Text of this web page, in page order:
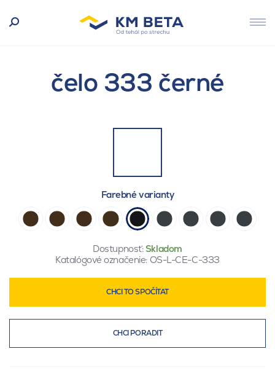
čelo 333 černé
Farebné varianty
Dostupnosť:Skladom
Katalógové označenie: OS-L-CE-C-333
CHCI TO SPOČÍTAT
CHCI PORADIT